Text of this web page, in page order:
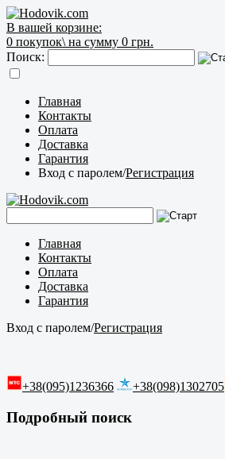
В вашей корзине:
0 покупок\ на сумму 0 грн.
Поиск:
Главная
Контакты
Оплата
Доставка
Гарантия
Вход с паролем/Регистрация
Главная
Контакты
Оплата
Доставка
Гарантия
Вход с паролем/Регистрация
+38(095)1236366 +38(098)1302705
Подробный поиск